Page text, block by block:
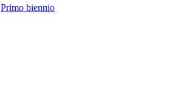
Primo biennio